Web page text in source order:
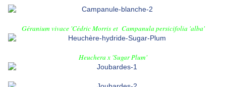
Géranium vivace 'Cédric Morriset Campanula persicifolia 'alba'
Heuchera x 'Sugar Plum'